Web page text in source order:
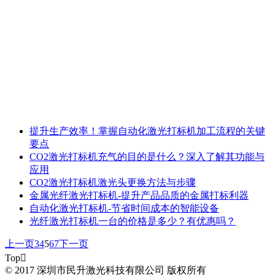
提升生产效率！掌握自动化激光打标机加工流程的关键
要点
CO2激光打标机充气的目的是什么？深入了解其功能与
应用
CO2激光打标机激光头更换方法与步骤
金属光纤激光打标机-提升产品品质的金属打标利器
自动化激光打标机-节省时间成本的智能设备
光纤激光打标机一台的价格是多少？有优惠吗？
上一页34567下一页
Top
© 2017 深圳市民升激光科技有限公司 版权所有